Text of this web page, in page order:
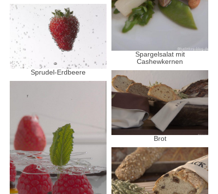
Sprudel-Erdbeere
Spargelsalat mit
Cashewkernen
Brot